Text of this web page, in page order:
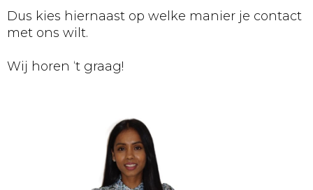
Dus kies hiernaast op welke manier je contact
met ons wilt.
Wij horen ‘t graag!